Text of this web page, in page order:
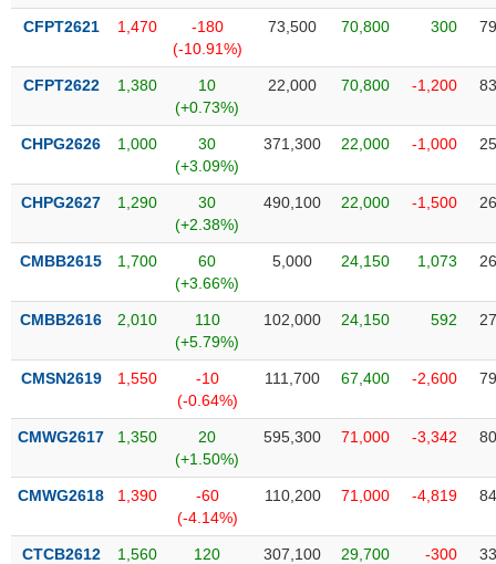
CFPT2621 1,470
-180
(-10.91%)
73,500 70,800 300
CFPT2622 1,380
10
(+0.73%)
22,000 70,800 -1,200
CHPG2626 1,000
30
(+3.09%)
371,300 22,000 -1,000
CHPG2627 1,290
30
(+2.38%)
490,100 22,000 -1,500
CMBB2615 1,700
60
(+3.66%)
5,000 24,150 1,073
CMBB2616 2,010
110
(+5.79%)
102,000 24,150 592
CMSN2619 1,550
-10
(-0.64%)
111,700 67,400 -2,600
CMWG2617 1,350
20
(+1.50%)
595,300 71,000 -3,342
CMWG2618 1,390
-60
(-4.14%)
110,200 71,000 -4,819
CTCB2612 1,560
120
307,100 29,700 -300
TIN
VỤ
THÔNG
TIỆN
ÍCH
BẤT
SẢN